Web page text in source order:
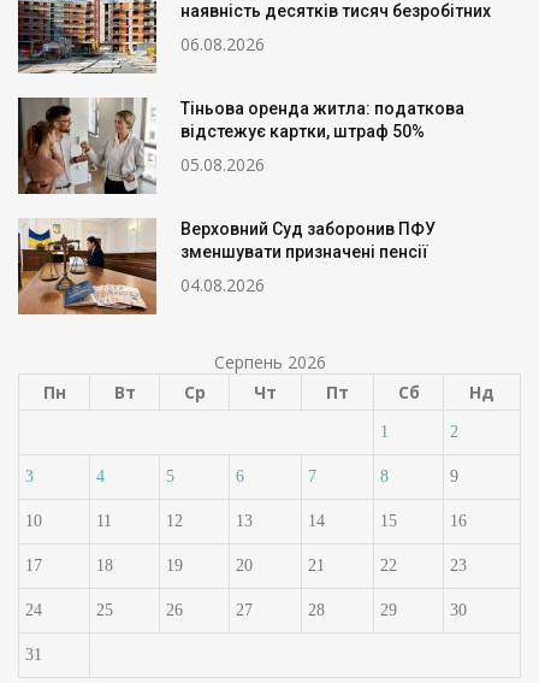
наявність десятків тисяч безробітних
06.08.2026
Тіньова оренда житла: податкова
відстежує картки, штраф 50%
05.08.2026
Верховний Суд заборонив ПФУ
зменшувати призначені пенсії
04.08.2026
Серпень 2026
Пн
Вт Ср Чт Пт Сб Нд
1 2
3 4 5 6 7 8 9
10 11 12 13 14 15 16
17 18 19 20 21 22 23
24 25 26 27 28 29 30
31